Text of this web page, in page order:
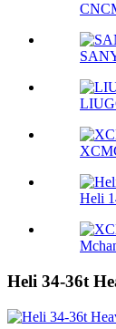
Heli
Heli 34-36t